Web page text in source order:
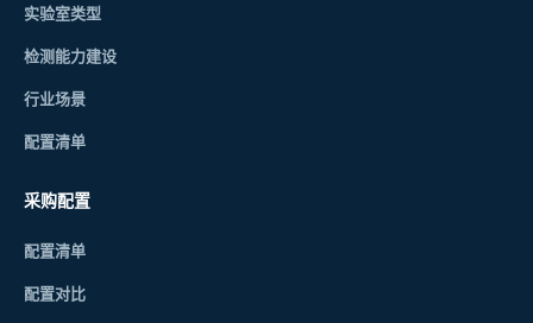
实验室类型
检测能力建设
行业场景
配置清单
采购配置
配置清单
配置对比